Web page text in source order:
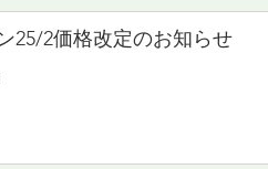
25/2価格改定のお知らせ